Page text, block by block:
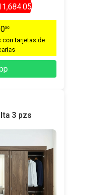
00
con tarjetas de
3 pzs